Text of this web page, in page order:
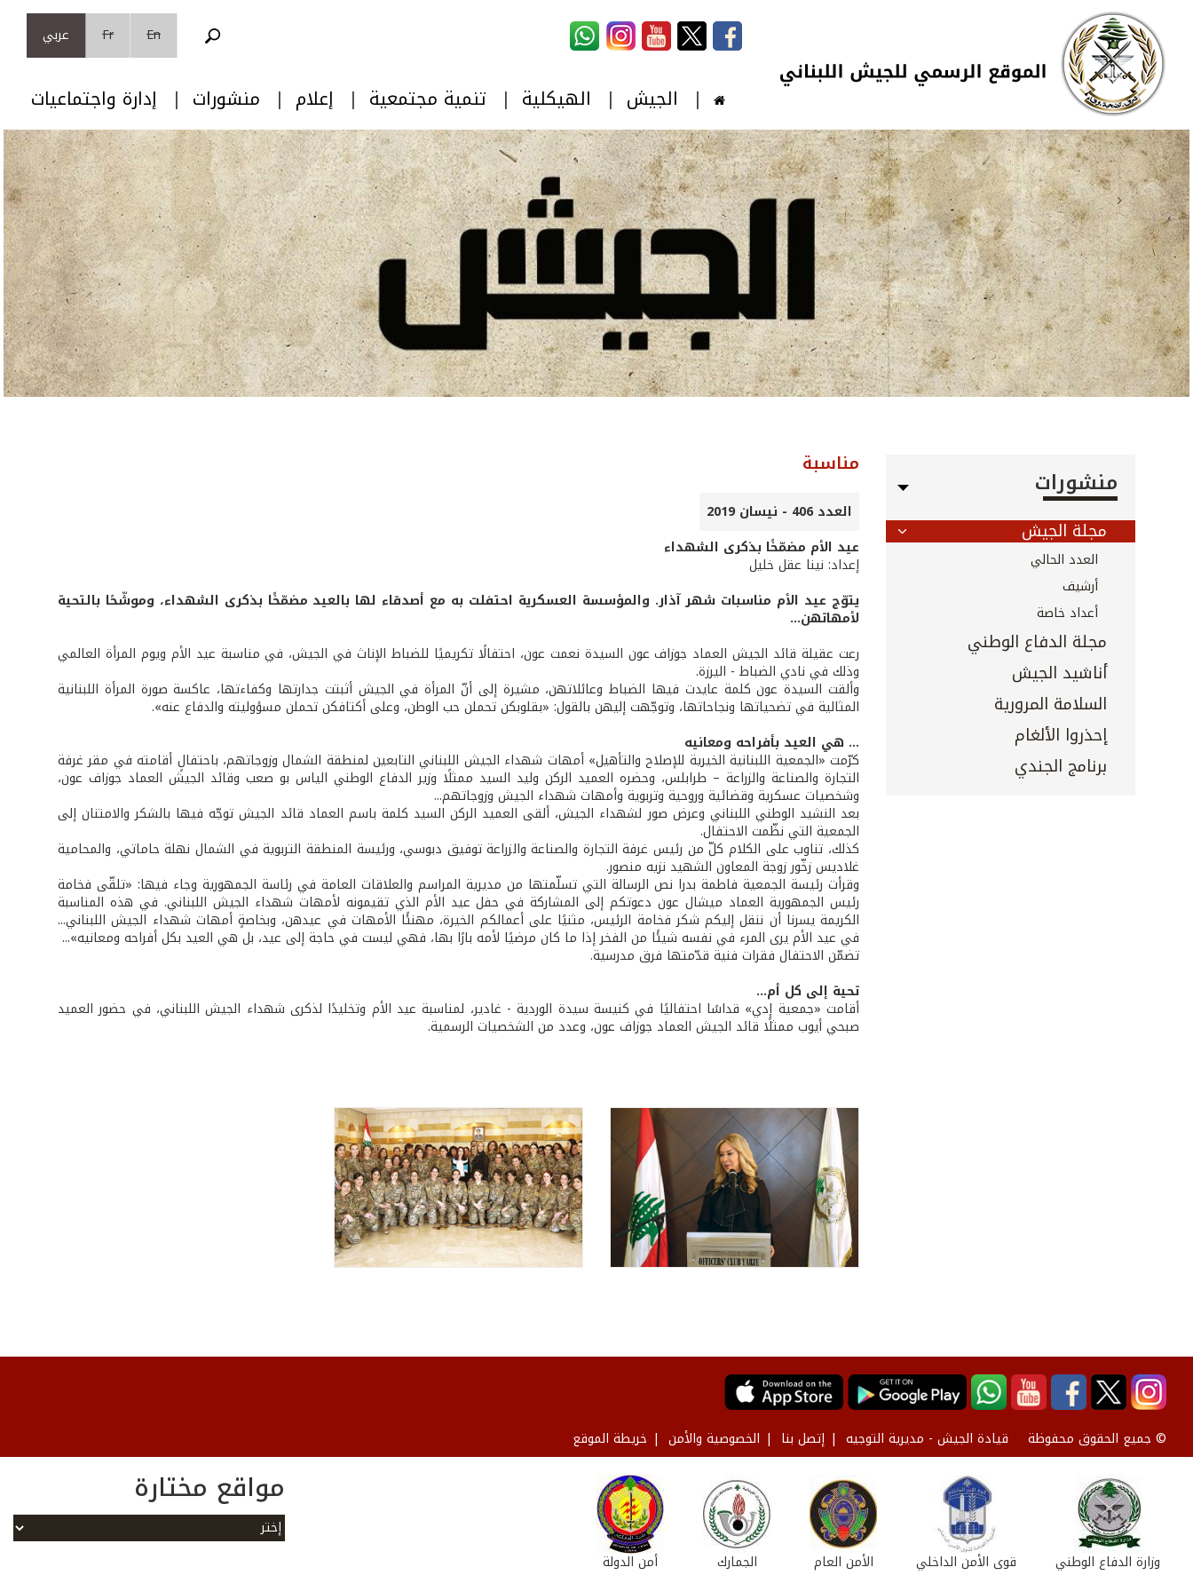
تجاوز إلى المحتوى الرئيسي
Skip to navigation
En
Fr عربي
الجيش الهيكلية تنمية مجتمعية إعلام منشورات إدارة واجتماعيات
منشورات
مجلة الجيش
العدد الحالي
أرشيف
أعداد خاصة
مجلة الدفاع الوطني
أناشيد الجيش
السلامة المرورية
إحذروا الألغام
برنامج الجندي
مناسبة
العدد 406 - نيسان 2019
عيد الأم مضمّخًا بذكرى الشهداء
إعداد: نينا عقل خليل
يتوّج عيد الأم مناسبات شهر آذار. والمؤسسة العسكرية احتفلت به مع أصدقاء لها بالعيد مضمّخًا بذكرى الشهداء، وموشّحًا بالتحية
لأمهاتهن...
رعت عقيلة قائد الجيش العماد جوزاف عون السيدة نعمت عون، احتفالًا تكريميًا للضباط الإناث في الجيش، في مناسبة عيد الأم ويوم المرأة العالمي
وذلك في نادي الضباط - اليرزة.
وألقت السيدة عون كلمة عايدت فيها الضباط وعائلاتهن، مشيرة إلى أنّ المرأة في الجيش أثبتت جدارتها وكفاءتها، عاكسة صورة المرأة اللبنانية
المثالية في تضحياتها ونجاحاتها، وتوجّهت إليهن بالقول: «بقلوبكن تحملن حب الوطن، وعلى أكتافكن تحملن مسؤوليته والدفاع عنه».
... هي العيد بأفراحه ومعانيه
كرّمت «الجمعية اللبنانية الخيرية للإصلاح والتأهيل» أمهات شهداء الجيش اللبناني التابعين لمنطقة الشمال وزوجاتهم، باحتفالٍ أقامته في مقر غرفة
التجارة والصناعة والزراعة – طرابلس، وحضره العميد الركن وليد السيد ممثلًا وزير الدفاع الوطني الياس بو صعب وقائد الجيش العماد جوزاف عون،
وشخصيات عسكرية وقضائية وروحية وتربوية وأمهات شهداء الجيش وزوجاتهم...
بعد النشيد الوطني اللبناني وعرض صور لشهداء الجيش، ألقى العميد الركن السيد كلمة باسم العماد قائد الجيش توجّه فيها بالشكر والامتنان إلى
الجمعية التي نظّمت الاحتفال.
كذلك، تناوب على الكلام كلّ من رئيس غرفة التجارة والصناعة والزراعة توفيق دبوسي، ورئيسة المنطقة التربوية في الشمال نهلة حاماتي، والمحامية
غلاديس زخّور زوجة المعاون الشهيد نزيه منصور.
وقرأت رئيسة الجمعية فاطمة بدرا نص الرسالة التي تسلّمتها من مديرية المراسم والعلاقات العامة في رئاسة الجمهورية وجاء فيها: «تلقّى فخامة
رئيس الجمهورية العماد ميشال عون دعوتكم إلى المشاركة في حفل عيد الأم الذي تقيمونه لأمهات شهداء الجيش اللبناني. في هذه المناسبة
الكريمة يسرنا أن ننقل إليكم شكر فخامة الرئيس، مثنيًا على أعمالكم الخيرة، مهنئًا الأمهات في عيدهن، وبخاصةٍ أمهات شهداء الجيش اللبناني...
في عيد الأم يرى المرء في نفسه شيئًا من الفخر إذا ما كان مرضيًا لأمه بارًا بها، فهي ليست في حاجة إلى عيد، بل هي العيد بكل أفراحه ومعانيه»...
تضمّن الاحتفال فقرات فنية قدّمتها فرق مدرسية.
تحية إلى كل أم...
أقامت «جمعية إدي» قداسًا احتفاليًا في كنيسة سيدة الوردية - غادير، لمناسبة عيد الأم وتخليدًا لذكرى شهداء الجيش اللبناني، في حضور العميد
صبحي أيوب ممثلًا قائد الجيش العماد جوزاف عون، وعدد من الشخصيات الرسمية.
© جميع الحقوق محفوظة قيادة الجيش - مديرية التوجيه إتصل بنا الخصوصية والأمن خريطة الموقع
أمن الدولة الجمارك الأمن العام قوى الأمن الداخلي وزارة الدفاع الوطني
مواقع مختارة